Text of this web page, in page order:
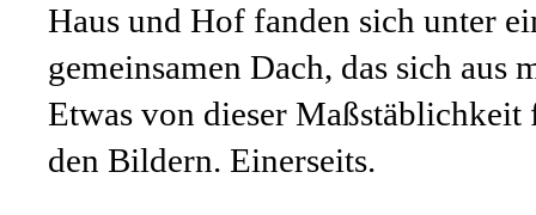
Haus und Hof fanden sich unter
gemeinsamen Dach, das sich aus
Etwas von dieser Maßstäblichkeit
den Bildern. Einerseits.